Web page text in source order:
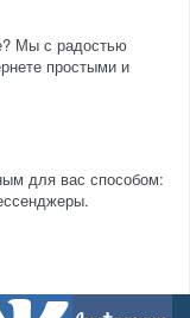
Мы с радостью
простыми и
для вас способом: